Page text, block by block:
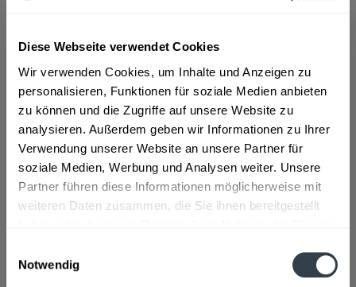
Diese Webseite verwendet Cookies
Wir verwenden Cookies, um Inhalte und Anzeigen zu
personalisieren, Funktionen für soziale Medien anbieten
zu können und die Zugriffe auf unsere Website zu
analysieren. Außerdem geben wir Informationen zu Ihrer
Verwendung unserer Website an unsere Partner für
soziale Medien, Werbung und Analysen weiter. Unsere
Partner führen diese Informationen möglicherweise mit
weiteren Daten zusammen, die Sie ihnen bereitgestellt
Notwendig
MEHRWEG
+3,10 € Pfand
In denWarenkorb
Artikel-Nr.:
29094
Verfügbar in:
Beschreibung